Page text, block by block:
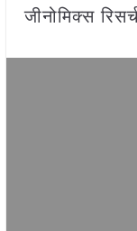
जीनोमिक्स